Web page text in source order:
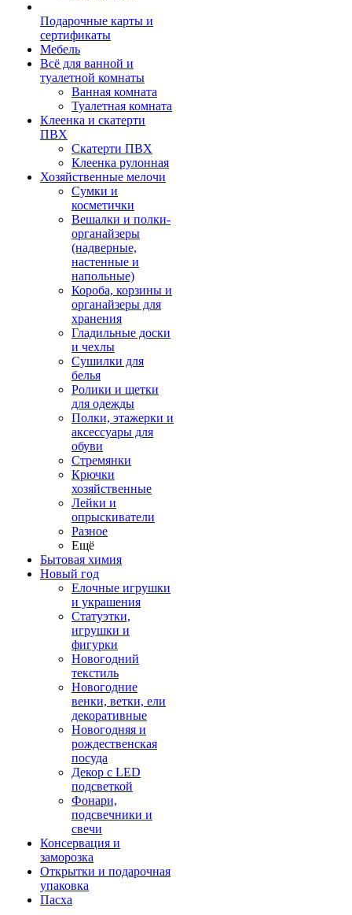
Подарочные карты и
сертификаты
Мебель
Всё для ванной и
туалетной комнаты
Ванная комната
Туалетная комната
Клеенка и скатерти
ПВХ
Скатерти ПВХ
Клеенка рулонная
Хозяйственные мелочи
Сумки и
косметички
Вешалки и полки-
органайзеры
(надверные,
настенные и
напольные)
Короба, корзины и
органайзеры для
хранения
Гладильные доски
и чехлы
Сушилки для
белья
Ролики и щетки
для одежды
Полки, этажерки и
аксессуары для
обуви
Стремянки
Крючки
хозяйственные
Лейки и
опрыскиватели
Разное
Ещё
Бытовая химия
Новый год
Елочные игрушки
и украшения
Статуэтки,
игрушки и
фигурки
Новогодний
текстиль
Новогодние
венки, ветки, ели
декоративные
Новогодняя и
рождественская
посуда
Декор с LED
подсветкой
Фонари,
подсвечники и
свечи
Консервация и
заморозка
Открытки и подарочная
упаковка
Пасха